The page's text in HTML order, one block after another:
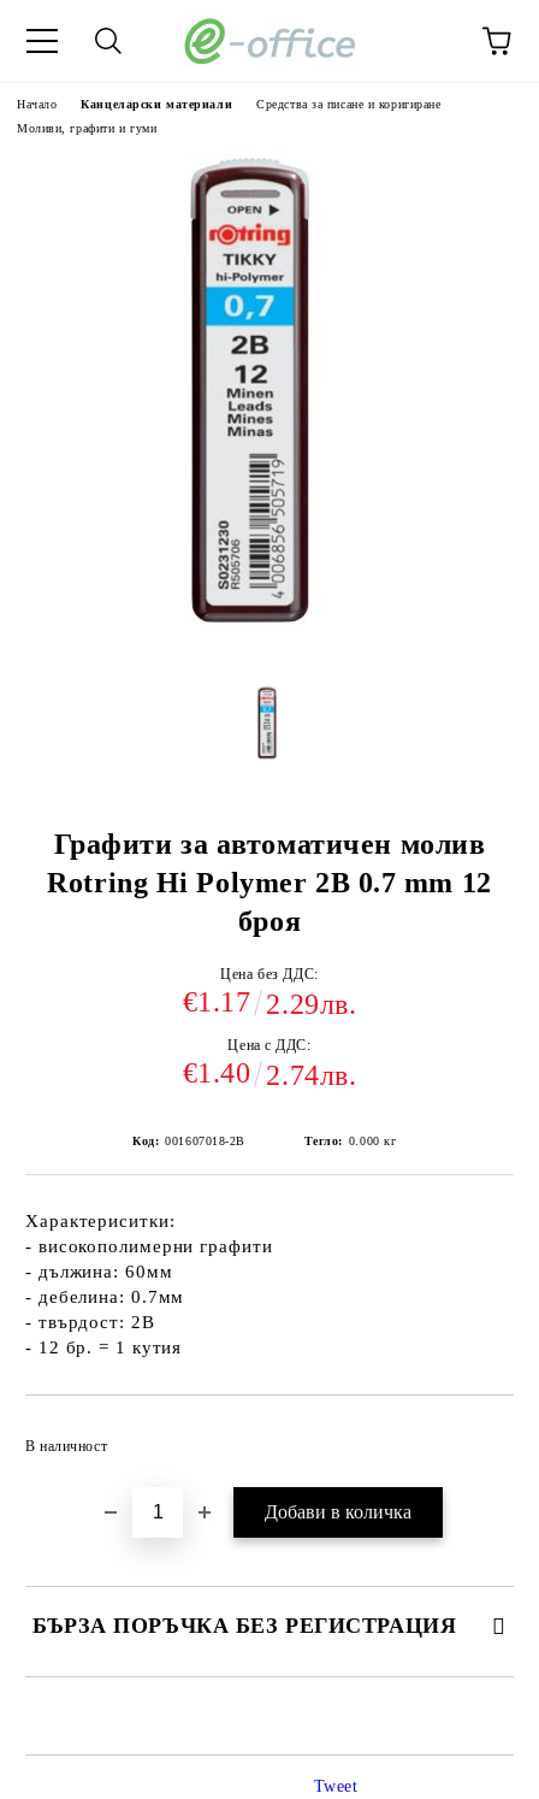
Начало Канцеларски материали
Средства за писане и коригиране
Моливи, графити и гуми
Графити за автоматичен молив
Rotring Hi Polymer 2B 0.7 mm 12
броя
Цена без ДДС:
€1.17 2.29лв.
Цена с ДДС:
€1.40 2.74лв.
Код: 001607018-2B Тегло: 0.000 кг
Характериситки:
- високополимерни графити
- дължина: 60мм
- дебелина: 0.7мм
- твърдост: 2B
- 12 бр. = 1 кутия
В наличност
БЪРЗА ПОРЪЧКА БЕЗ РЕГИСТРАЦИЯ
Tweet